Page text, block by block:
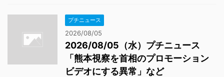
プチニュース
2026/08/05
2026/08/05（水）プチニュース
「熊本視察を首相のプロモーション
ビデオにする異常」など